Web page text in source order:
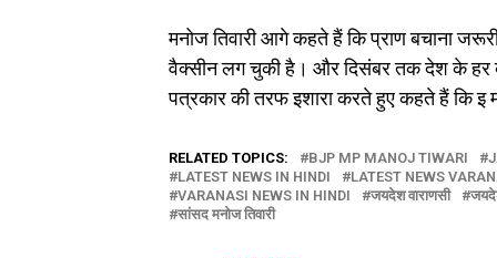
मनोज तिवारी आगे कहते हैं कि प्राण बचाना
वैक्सीन लग चुकी है। और दिसंबर तक देश के हर
पत्रकार की तरफ इशारा करते हुए कहते हैं कि इ
RELATED TOPICS: BJP MP MANOJ TIWARI
LATEST NEWS IN HINDI
LATEST NEWS
VARANASI NEWS IN HINDI
जयदेश वाराणसी
सांसद मनोज तिवारी